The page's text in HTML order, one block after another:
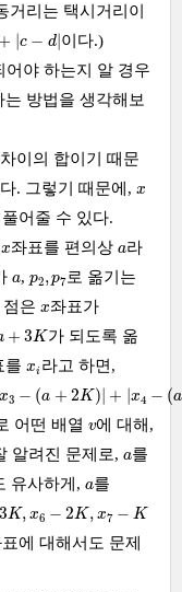
거리는 택시거리이
+ c − d|
− d|
이다.)
야 하는지 알 경우
방법을 생각해보
이의 합이기 때문
. 그렇기 때문에,x
x
어줄 수 있다.
x
x좌표를 편의상 a
a라
a
a,p2,p7
p2 ,p7로 옮기는
은 x
x좌표가
+ 3K
+ 3 K
가 되도록 옮
를 xi
xi 라고 하면,
x3 − (a + 2K) + x4 − (a
+ K + x5− a + |
어떤 배열 v
v에 대해,
알려진 문제로, a
a를
유사하게, a
a를
3K, x6 − 2K , x7 − K
K ,x7 −
에 대해서도 문제